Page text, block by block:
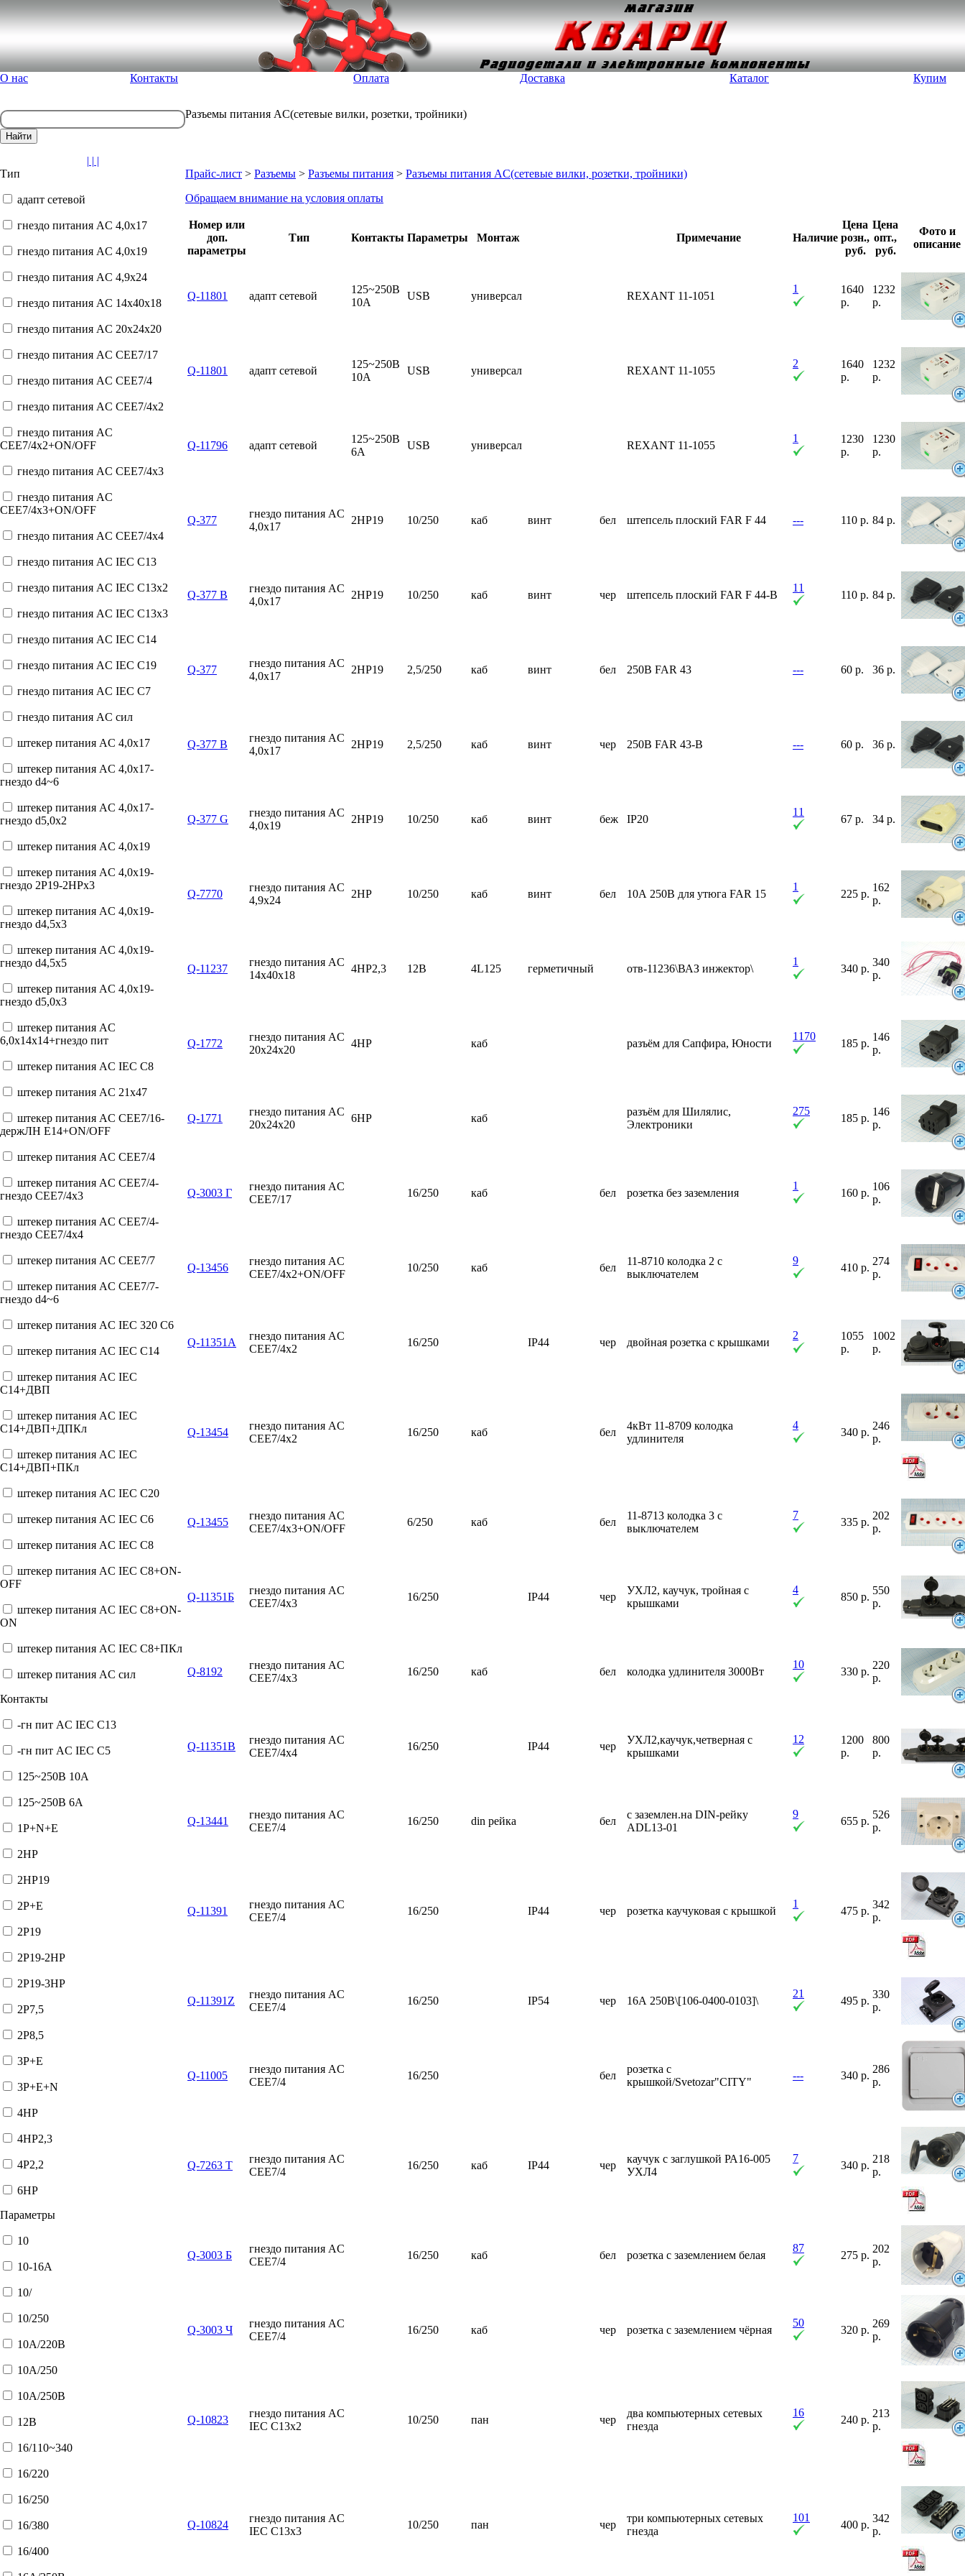
О нас Контакты Оплата Доставка Каталог Купим
Разъемы питания AC(сетевые вилки, розетки, тройники)
| | |
Тип
адапт сетевой
гнездо питания AC 4,0x17
гнездо питания AC 4,0x19
гнездо питания AC 4,9x24
гнездо питания AC 14x40x18
гнездо питания AC 20x24x20
гнездо питания AC CEE7/17
гнездо питания AC CEE7/4
гнездо питания AC CEE7/4x2
гнездо питания AC
CEE7/4x2+ON/OFF
гнездо питания AC CEE7/4x3
гнездо питания AC
CEE7/4x3+ON/OFF
гнездо питания AC CEE7/4x4
гнездо питания AC IEC C13
гнездо питания AC IEC C13x2
гнездо питания AC IEC C13x3
гнездо питания AC IEC C14
гнездо питания AC IEC C19
гнездо питания AC IEC C7
гнездо питания AC сил
штекер питания AC 4,0x17
штекер питания AC 4,0x17-
гнездо d4~6
штекер питания AC 4,0x17-
гнездо d5,0x2
штекер питания AC 4,0x19
штекер питания AC 4,0x19-
гнездо 2P19-2HPx3
штекер питания AC 4,0x19-
гнездо d4,5x3
штекер питания AC 4,0x19-
гнездо d4,5x5
штекер питания AC 4,0x19-
гнездо d5,0x3
штекер питания AC
6,0x14x14+гнездо пит
штекер питания AC IEC C8
штекер питания AC 21x47
штекер питания AC CEE7/16-
держЛН E14+ON/OFF
штекер питания AC CEE7/4
штекер питания AC CEE7/4-
гнездо CEE7/4x3
штекер питания AC CEE7/4-
гнездо CEE7/4x4
штекер питания AC CEE7/7
штекер питания AC CEE7/7-
гнездо d4~6
штекер питания AC IEC 320 C6
штекер питания AC IEC C14
штекер питания AC IEC
C14+ДВП
штекер питания AC IEC
C14+ДВП+ДПКл
штекер питания AC IEC
C14+ДВП+ПКл
штекер питания AC IEC C20
штекер питания AC IEC C6
штекер питания AC IEC C8
штекер питания AC IEC C8+ON-
OFF
штекер питания AC IEC C8+ON-
ON
штекер питания AC IEC C8+ПКл
штекер питания AC сил
Контакты
-гн пит AC IEC C13
-гн пит AC IEC C5
125~250В 10А
125~250В 6А
1P+N+E
2HP
2HP19
2P+E
2P19
2P19-2HP
2P19-3HP
2P7,5
2P8,5
3P+E
3P+E+N
4HP
4HP2,3
4P2,2
6HP
Параметры
10
10-16А
10/
10/250
10А/220В
10А/250
10А/250В
12В
16/110~340
16/220
16/250
16/380
16/400
Прайс-лист > Разъемы > Разъемы питания > Разъемы питания AC(сетевые вилки, розетки, тройники)
Обращаем внимание на условия оплаты
Номер или
доп.
параметры
Тип Контакты Параметры Монтаж Примечание Наличие
Цена
розн.,
руб.
Цена
опт.,
руб.
Фото и
описание
Q-11801 адапт сетевой
125~250В
10А
USB универсал REXANT 11-1051
1
1640
р.
1232
р.
Q-11801 адапт сетевой
125~250В
10А
USB универсал REXANT 11-1055
2
1640
р.
1232
р.
Q-11796 адапт сетевой
125~250В
6А
USB универсал REXANT 11-1055
1
1230
р.
1230
р.
Q-377
гнездо питания AC
4,0x17
2HP19 10/250 каб винт бел штепсель плоский FAR F 44 --- 110 р. 84 р.
Q-377 B
гнездо питания AC
4,0x17
2HP19 10/250 каб винт чер штепсель плоский FAR F 44-B
11
110 р. 84 р.
Q-377
гнездо питания AC
4,0x17
2HP19 2,5/250 каб винт бел 250В FAR 43 --- 60 р. 36 р.
Q-377 B
гнездо питания AC
4,0x17
2HP19 2,5/250 каб винт чер 250В FAR 43-B --- 60 р. 36 р.
Q-377 G
гнездо питания AC
4,0x19
2HP19 10/250 каб винт беж IP20
11
67 р. 34 р.
Q-7770
гнездо питания AC
4,9x24
2HP 10/250 каб винт бел 10А 250В для утюга FAR 15
1
225 р.
162
р.
Q-11237
гнездо питания AC
14x40x18
4HP2,3 12В 4L125 герметичный отв-11236\ВАЗ инжектор\
1
340 р.
340
р.
Q-1772
гнездо питания AC
20x24x20
4HP каб разъём для Сапфира, Юности
1170
185 р.
146
р.
Q-1771
гнездо питания AC
20x24x20
6HP каб
разъём для Шилялис,
Электроники
275
185 р.
146
р.
Q-3003 Г
гнездо питания AC
CEE7/17
16/250 каб бел розетка без заземления
1
160 р.
106
р.
Q-13456
гнездо питания AC
CEE7/4x2+ON/OFF
10/250 каб бел
11-8710 колодка 2 с
выключателем
9
410 р.
274
р.
Q-11351А
гнездо питания AC
CEE7/4x2
16/250 IP44 чер двойная розетка с крышками
2
1055
р.
1002
р.
Q-13454
гнездо питания AC
CEE7/4x2
16/250 каб бел
4кВт 11-8709 колодка
удлинителя
4
340 р.
246
р.
Q-13455
гнездо питания AC
CEE7/4x3+ON/OFF
6/250 каб бел
11-8713 колодка 3 с
выключателем
7
335 р.
202
р.
Q-11351Б
гнездо питания AC
CEE7/4x3
16/250 IP44 чер
УХЛ2, каучук, тройная с
крышками
4
850 р.
550
р.
Q-8192
гнездо питания AC
CEE7/4x3
16/250 каб бел колодка удлинителя 3000Вт
10
330 р.
220
р.
Q-11351В
гнездо питания AC
CEE7/4x4
16/250 IP44 чер
УХЛ2,каучук,четверная с
крышками
12
1200
р.
800
р.
Q-13441
гнездо питания AC
CEE7/4
16/250 din рейка бел
с заземлен.на DIN-рейку
ADL13-01
9
655 р.
526
р.
Q-11391
гнездо питания AC
CEE7/4
16/250 IP44 чер розетка каучуковая с крышкой
1
475 р.
342
р.
Q-11391Z
гнездо питания AC
CEE7/4
16/250 IP54 чер 16А 250В\[106-0400-0103]\
21
495 р.
330
р.
Q-11005
гнездо питания AC
CEE7/4
16/250 бел
розетка с
крышкой/Svetozar"CITY"
--- 340 р.
286
р.
Q-7263 T
гнездо питания AC
CEE7/4
16/250 каб IP44 чер
каучук с заглушкой РА16-005
УХЛ4
7
340 р.
218
р.
Q-3003 Б
гнездо питания AC
CEE7/4
16/250 каб бел розетка с заземлением белая
87
275 р.
202
р.
Q-3003 Ч
гнездо питания AC
CEE7/4
16/250 каб чер розетка с заземлением чёрная
50
320 р.
269
р.
Q-10823
гнездо питания AC
IEC C13x2
10/250 пан чер
два компьютерных сетевых
гнезда
16
240 р.
213
р.
Q-10824
гнездо питания AC
IEC C13x3
10/250 пан чер
три компьютерных сетевых
гнезда
101
400 р.
342
р.